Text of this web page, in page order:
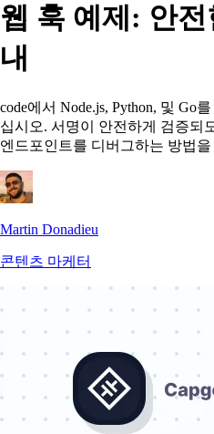
웹 훅 예제: 안
내
code에서 Node.js, Python, 및 Go
십시오. 서명이 안전하게 검증되
엔드포인트를 디버그하는 방법
Martin Donadieu
콘텐츠 마케터